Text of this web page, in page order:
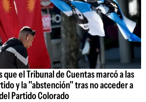
el Tribunal de Cuentas marcó a las
y la "abstención" tras no acceder a
Partido Colorado